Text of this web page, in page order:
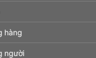
hàng
người